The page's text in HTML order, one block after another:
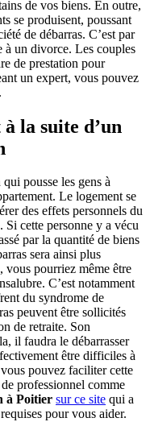
de vos biens. En outre,
se produisent, poussant
de débarras. C’est par
à un divorce. Les couples
de prestation pour
un expert, vous pouvez
la suite d’un
pousse les gens à
Le logement se
des effets personnels du
Si cette personne y a vécu
par la quantité de biens
sera ainsi plus
vous pourriez même être
C’est notamment
du syndrome de
peuvent être sollicités
de retraite. Son
il faudra le débarrasser
être difficiles à
pouvez faciliter cette
professionnel comme
à Poitier sur ce site qui a
pour vous aider.